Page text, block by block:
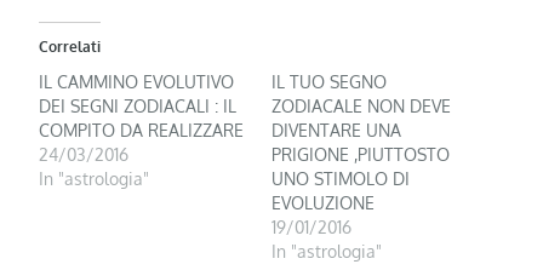
Correlati
IL CAMMINO EVOLUTIVO
DEI SEGNI ZODIACALI : IL
COMPITO DA REALIZZARE
24/03/2016
In "astrologia"
IL TUO SEGNO
ZODIACALE NON DEVE
DIVENTARE UNA
PRIGIONE ,PIUTTOSTO
UNO STIMOLO DI
EVOLUZIONE
19/01/2016
In "astrologia"